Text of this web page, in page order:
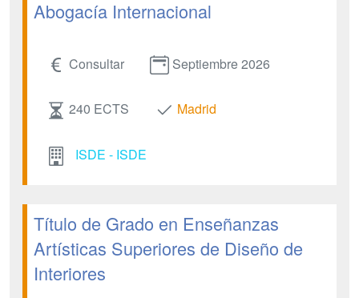
Abogacía Internacional
Consultar Septiembre 2026
240 ECTS Madrid
ISDE - ISDE
Título de Grado en Enseñanzas
Artísticas Superiores de Diseño de
Interiores